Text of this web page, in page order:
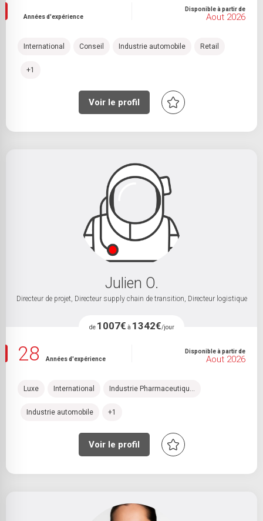
Années d'expérience
Disponible à partir de
Aout 2026
International Conseil Industrie automobile Retail
+1
Voir le profil
Julien O.
Directeur de projet, Directeur supply chain de transition, Directeur logistique
de 1007€ à 1342€/jour
28 Années d'expérience
Disponible à partir de
Aout 2026
Luxe International Industrie Pharmaceutiqu...
Industrie automobile +1
Voir le profil